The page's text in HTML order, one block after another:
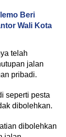
Beri
Wali Kota
telah
jalan
pribadi.
seperti pesta
dibolehkan.
dibolehkan